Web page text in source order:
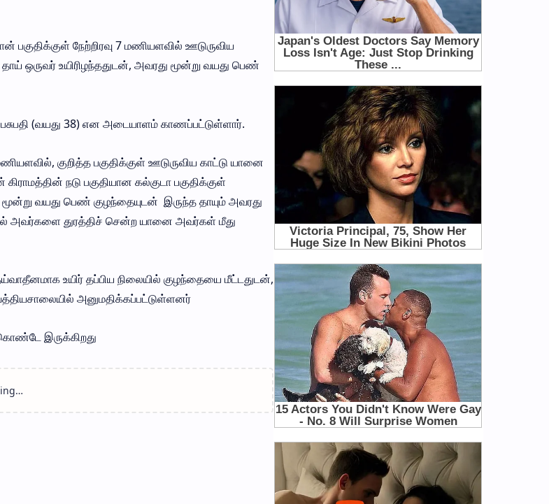
பகுதிக்குள் நேற்றிரவு 7 மணியளவில் ஊடுருவிய
ஒருவர் உயிரிழந்ததுடன், அவரது மூன்று வயது பெண்
(வயது 38) என அடையாளம் காணப்பட்டுள்ளார்.
குறித்த பகுதிக்குள் ஊடுருவிய காட்டு யானை
நடு பகுதியான கல்குடா பகுதிக்குள்
வயது பெண் குழந்தையுடன் இருந்த தாயும் அவரது
அவர்களை துரத்திச் சென்ற யானை அவர்கள் மீது
உயிர் தப்பிய நிலையில் குழந்தையை மீட்டதுடன்,
அனுமதிக்கப்பட்டுள்ளனர்
இருக்கிறது